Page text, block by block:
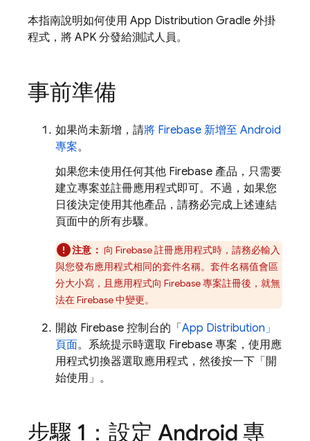
本指南說明如何使用 App Distribution Gradle 外掛
程式，將 APK 分發給測試人員。
事前準備
如果尚未新增，請將 Firebase 新增至 Android
專案。
如果您未使用任何其他 Firebase 產品，只需要
建立專案並註冊應用程式即可。不過，如果您
日後決定使用其他產品，請務必完成上述連結
頁面中的所有步驟。
注意： 向 Firebase 註冊應用程式時，請務必輸入
與您發布應用程式相同的套件名稱。套件名稱值會區
分大小寫，且應用程式向 Firebase 專案註冊後，就無
法在 Firebase 中變更。
開啟 Firebase 控制台的「 App Distribution」
頁面。系統提示時選取 Firebase 專案，使用應
用程式切換器選取應用程式，然後按一下「開
始使用」 。
步驟 1：設定 Android 專